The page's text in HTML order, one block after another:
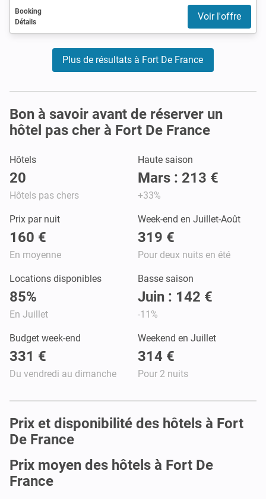
Booking
Détails
Voir l'offre
Plus de résultats à Fort De France
Bon à savoir avant de réserver un
hôtel pas cher à Fort De France
Hôtels
20
Hôtels pas chers
Haute saison
Mars : 213 €
+33%
Prix par nuit
160 €
En moyenne
Week-end en Juillet-Août
319 €
Pour deux nuits en été
Locations disponibles
85%
En Juillet
Basse saison
Juin : 142 €
-11%
Budget week-end
331 €
Du vendredi au dimanche
Weekend en Juillet
314 €
Pour 2 nuits
Prix et disponibilité des hôtels à Fort
De France
Prix moyen des hôtels à Fort De
France